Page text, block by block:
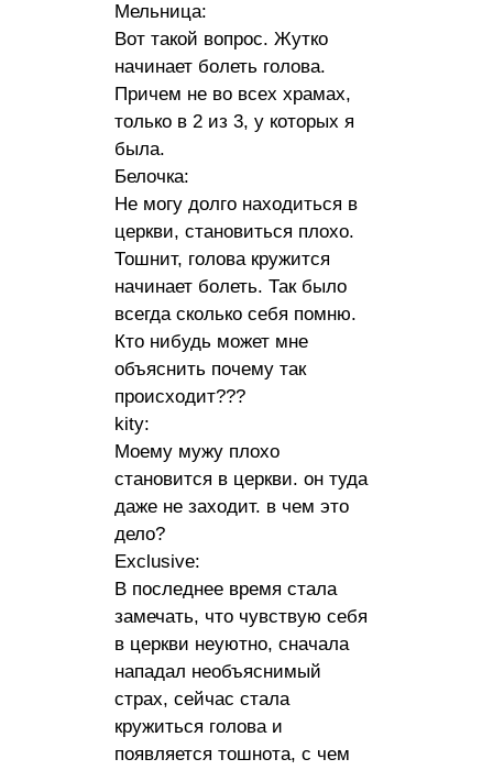
Мельница:
Вот такой вопрос. Жутко
начинает болеть голова.
Причем не во всех храмах,
только в 2 из 3, у которых я
была.
Белочка:
Не могу долго находиться в
церкви, становиться плохо.
Тошнит, голова кружится
начинает болеть. Так было
всегда сколько себя помню.
Кто нибудь может мне
объяснить почему так
происходит???
kity:
Моему мужу плохо
становится в церкви. он туда
даже не заходит. в чем это
дело?
Exclusive:
В последнее время стала
замечать, что чувствую себя
в церкви неуютно, сначала
нападал необъяснимый
страх, сейчас стала
кружиться голова и
появляется тошнота, с чем